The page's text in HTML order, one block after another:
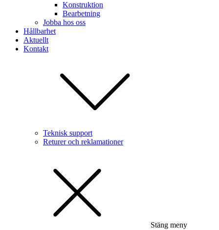
Konstruktion
Bearbetning
Jobba hos oss
Hållbarhet
Aktuellt
Kontakt
Teknisk support
Returer och reklamationer
Stäng meny